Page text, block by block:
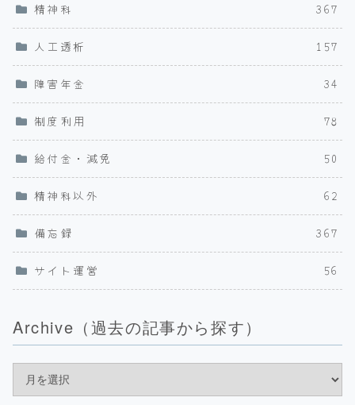
精神科 367
人工透析 157
障害年金 34
制度利用 78
給付金・減免 50
精神科以外 62
備忘録 367
サイト運営 56
Archive（過去の記事から探す）